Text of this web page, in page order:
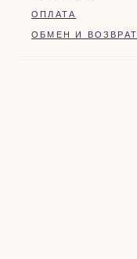
ОПЛАТА
ОБМЕН И ВОЗВРАТ